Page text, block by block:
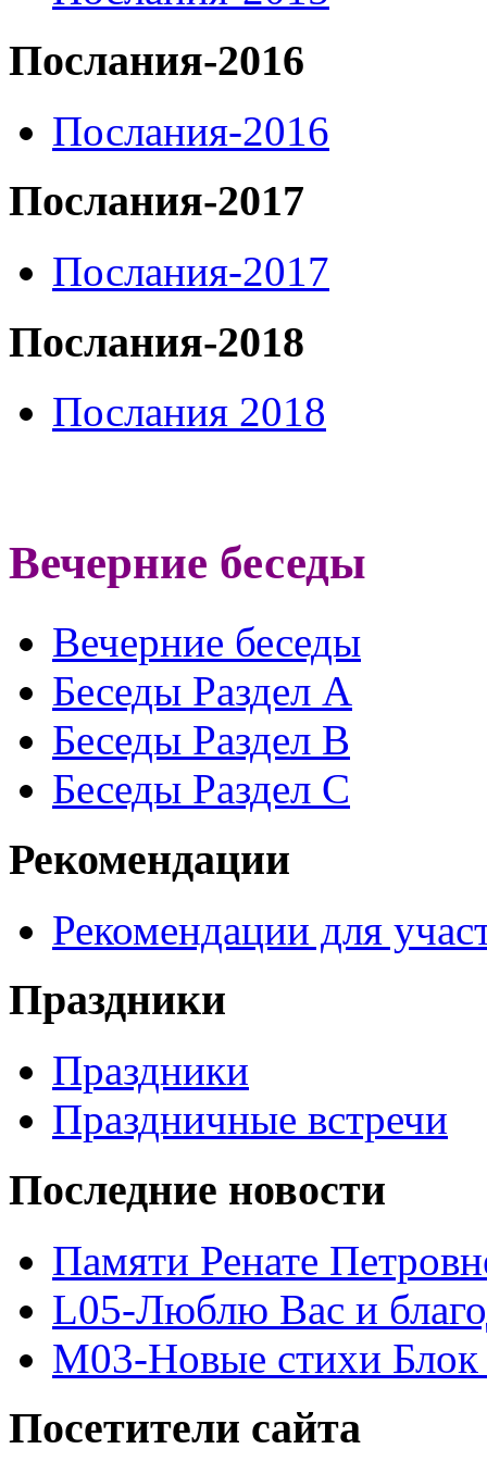
Послания-2016
Послания-2016
Послания-2017
Послания-2017
Послания-2018
Послания 2018
Вечерние беседы
Вечерние беседы
Беседы Раздел A
Беседы Раздел B
Беседы Раздел С
Рекомендации
Рекомендации для
Праздники
Праздники
Праздничные встречи
Последние новости
Памяти Ренате
L05-Люблю Вас и
M03-Новые стихи Блок
Посетители сайта